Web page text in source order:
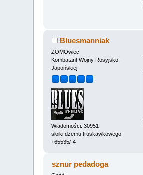
Bluesmanniak
ZOMOwiec
Kombatant Wojny Rosyjsko-
Japońskiej
Wiadomości: 30951
słoiki dżemu truskawkowego
+65535/-4
sznur pedadoga